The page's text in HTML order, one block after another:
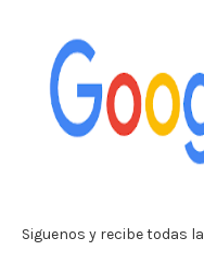
Siguenos y recibe todas